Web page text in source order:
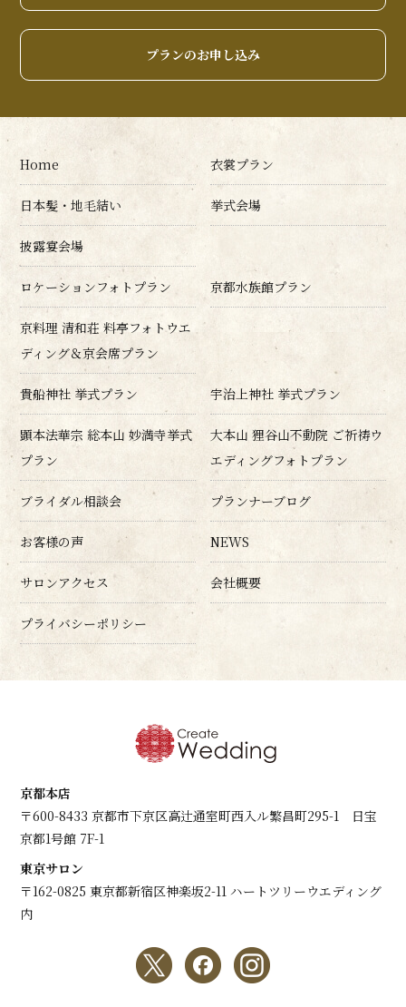
プランのお申し込み
Home 衣裳プラン
日本髪・地毛結い 挙式会場
披露宴会場
ロケーションフォトプラン 京都水族館プラン
京料理 清和荘 料亭フォトウエ
ディング＆京会席プラン
貴船神社 挙式プラン 宇治上神社 挙式プラン
顕本法華宗 総本山 妙満寺挙式
プラン
大本山 狸谷山不動院 ご祈祷ウ
エディングフォトプラン
ブライダル相談会 プランナーブログ
お客様の声 NEWS
サロンアクセス 会社概要
プライバシーポリシー
京都本店
〒600-8433 京都市下京区高辻通室町西入ル繁昌町295-1 日宝
京都1号館 7F-1
東京サロン
〒162-0825 東京都新宿区神楽坂2-11 ハートツリーウエディング
内